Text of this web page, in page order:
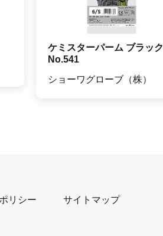
ケミスターパーム ブラック
No.541
ショーワグローブ（株）
リシー サイトマップ